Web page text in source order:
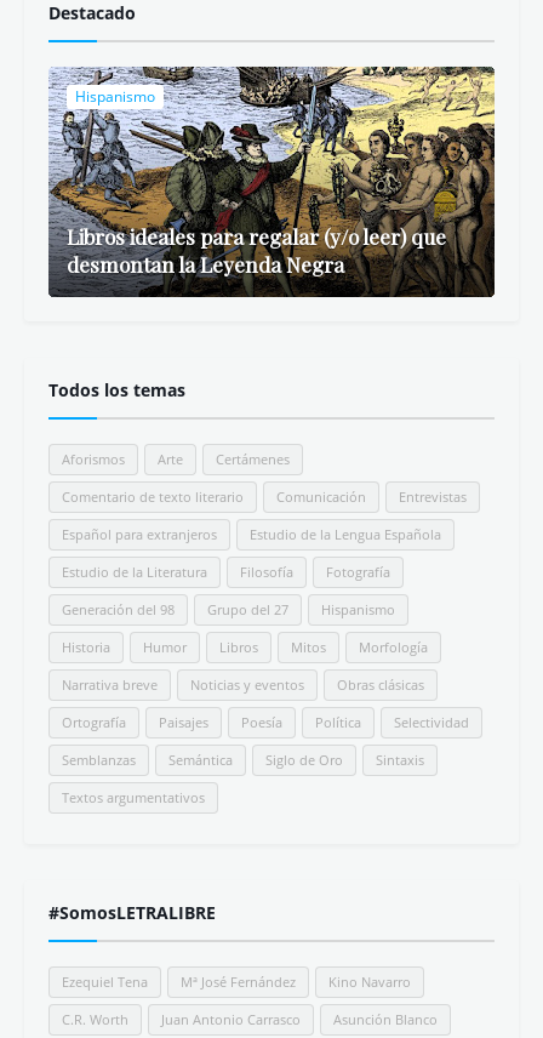
Destacado
Hispanismo
Libros ideales para regalar (y/o leer) que
desmontan la Leyenda Negra
Todos los temas
Aforismos Arte Certámenes
Comentario de texto literario Comunicación Entrevistas
Español para extranjeros Estudio de la Lengua Española
Estudio de la Literatura Filosofía Fotografía
Generación del 98 Grupo del 27 Hispanismo
Historia Humor Libros Mitos Morfología
Narrativa breve Noticias y eventos Obras clásicas
Ortografía Paisajes Poesía Política Selectividad
Semblanzas Semántica Siglo de Oro Sintaxis
Textos argumentativos
#SomosLETRALIBRE
Ezequiel Tena Mª José Fernández Kino Navarro
C.R. Worth Juan Antonio Carrasco Asunción Blanco